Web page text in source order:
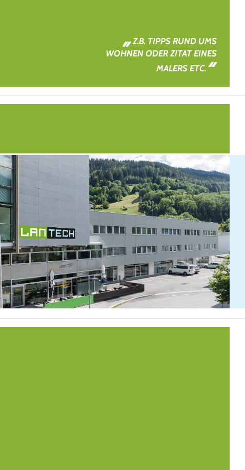
Z.B. TIPPS RUND UMS
WOHNEN ODER ZITAT EINES
MALERS ETC.
FREIE BÜROFLÄCHEN SEMINARRÄUME MIETEN